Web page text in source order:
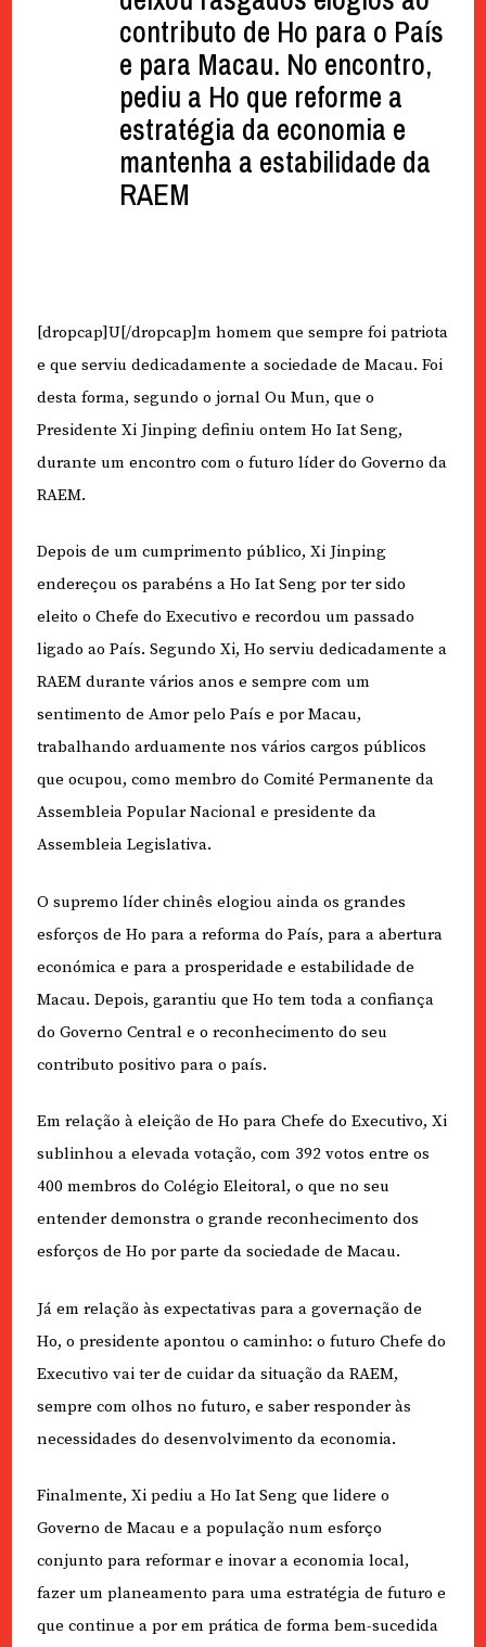
contributo de Ho para o País
e para Macau. No encontro,
pediu a Ho que reforme a
estratégia da economia e
mantenha a estabilidade da
RAEM
[dropcap]U[/dropcap]m homem que sempre foi patriota
e que serviu dedicadamente a sociedade de Macau. Foi
desta forma, segundo o jornal Ou Mun, que o
Presidente Xi Jinping definiu ontem Ho Iat Seng,
durante um encontro com o futuro líder do Governo da
RAEM.
Depois de um cumprimento público, Xi Jinping
endereçou os parabéns a Ho Iat Seng por ter sido
eleito o Chefe do Executivo e recordou um passado
ligado ao País. Segundo Xi, Ho serviu dedicadamente a
RAEM durante vários anos e sempre com um
sentimento de Amor pelo País e por Macau,
trabalhando arduamente nos vários cargos públicos
que ocupou, como membro do Comité Permanente da
Assembleia Popular Nacional e presidente da
Assembleia Legislativa.
O supremo líder chinês elogiou ainda os grandes
esforços de Ho para a reforma do País, para a abertura
económica e para a prosperidade e estabilidade de
Macau. Depois, garantiu que Ho tem toda a confiança
do Governo Central e o reconhecimento do seu
contributo positivo para o país.
Em relação à eleição de Ho para Chefe do Executivo, Xi
sublinhou a elevada votação, com 392 votos entre os
400 membros do Colégio Eleitoral, o que no seu
entender demonstra o grande reconhecimento dos
esforços de Ho por parte da sociedade de Macau.
Já em relação às expectativas para a governação de
Ho, o presidente apontou o caminho: o futuro Chefe do
Executivo vai ter de cuidar da situação da RAEM,
sempre com olhos no futuro, e saber responder às
necessidades do desenvolvimento da economia.
Finalmente, Xi pediu a Ho Iat Seng que lidere o
Governo de Macau e a população num esforço
conjunto para reformar e inovar a economia local,
fazer um planeamento para uma estratégia de futuro e
que continue a por em prática de forma bem-sucedida